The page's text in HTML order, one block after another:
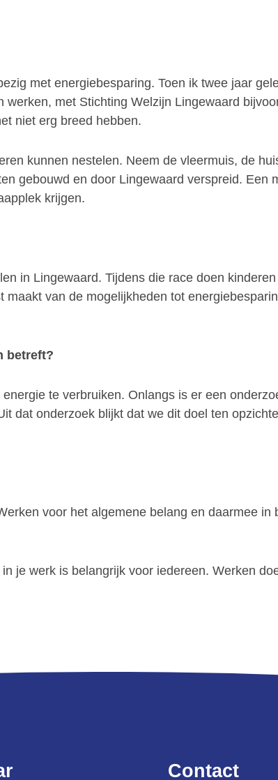
met energiebesparing. Toen ik twee jaar
met Stichting Welzijn Lingewaard
niet erg breed hebben.
kunnen nestelen. Neem de vleermuis, de
gebouwd en door Lingewaard verspreid. Een
krijgen.
in Lingewaard. Tijdens die race doen
van de mogelijkheden tot
betreft?
te verbruiken. Onlangs is er een
dat onderzoek blijkt dat we dit doel ten
voor het algemene belang en daarmee in
je werk is belangrijk voor iedereen. Werken
Contact